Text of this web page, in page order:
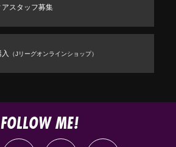
スタッフ募集
（Jリーグオンラインショップ）
FOLLOW ME!